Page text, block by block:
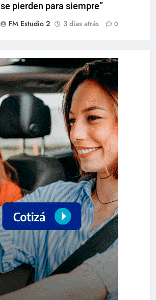
se pierden para siempre”
FM Estudio 2
3 días atrás 0